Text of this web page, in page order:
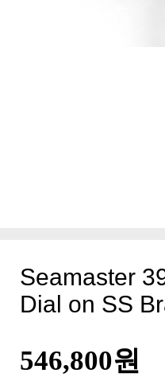
Dial on SS
546,800원